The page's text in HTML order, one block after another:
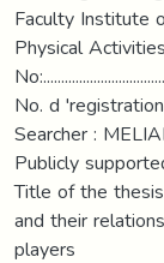
Faculty Institute
Physical
No. d
Searcher :
Publicly supported
Title of the
and their
players